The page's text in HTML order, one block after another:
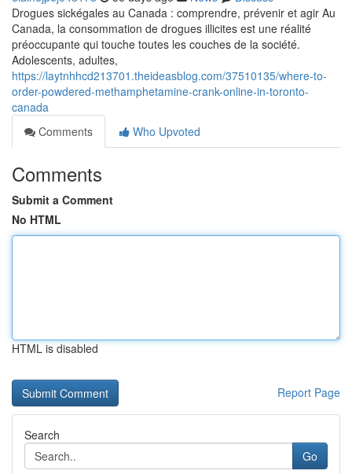
Drogues sickégales au Canada : comprendre, prévenir et agir Au
Canada, la consommation de drogues illicites est une réalité
préoccupante qui touche toutes les couches de la société.
Adolescents, adultes,
https://laytnhhcd213701.theideasblog.com/37510135/where-to-
order-powdered-methamphetamine-crank-online-in-toronto-
canada
Comments
Who Upvoted
Comments
Submit a Comment
No HTML
HTML is disabled
Report Page
Search
Go